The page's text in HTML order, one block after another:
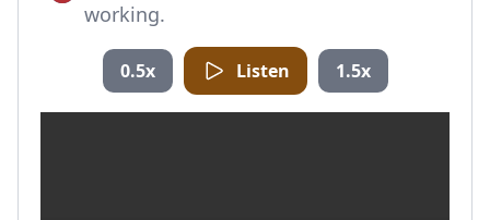
working.
0.5x Listen 1.5x